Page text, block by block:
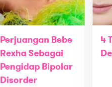
Perjuangan Bebe
Rexha Sebagai
Pengidap Bipolar
Disorder
4